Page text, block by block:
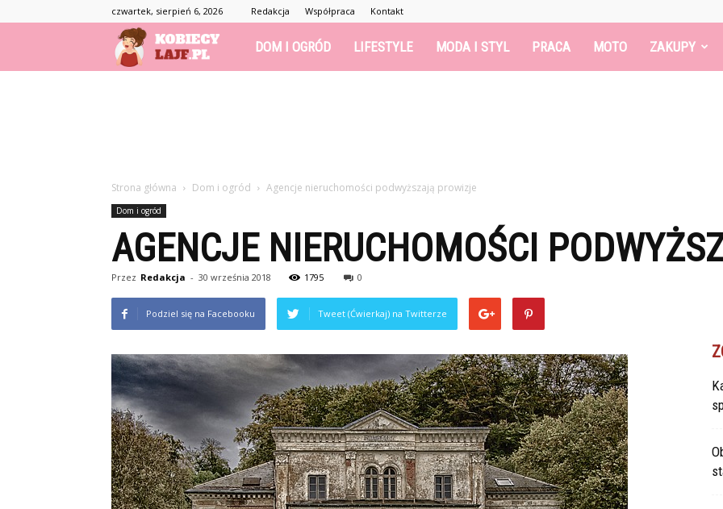
czwartek, sierpień 6, 2026 Redakcja Współpraca Kontakt
KobiecyLajf.pl
moda,
życie
DOM I OGRÓD LIFESTYLE MODA I STYL PRACA MOTO ZAKUPY
Strona główna Dom i ogród Agencje nieruchomości podwyższają prowizje
Dom i ogród
AGENCJE NIERUCHOMOŚCI
Przez Redakcja - 30 września 2018 1795 0
Podziel się na Facebooku Tweet (Ćwierkaj) na Twitterze